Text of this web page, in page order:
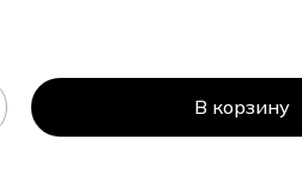
В корзину